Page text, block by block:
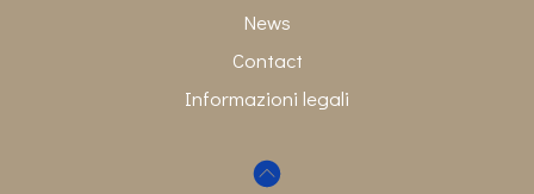
News
Contact
Informazioni legali